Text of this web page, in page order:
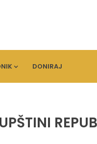
DONIRAJ